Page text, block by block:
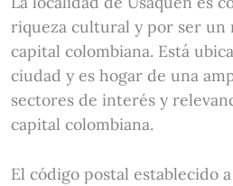
riqueza cultural y por ser un
capital colombiana. Está
ciudad y es hogar de una
sectores de interés y
capital colombiana.
El código postal establecido